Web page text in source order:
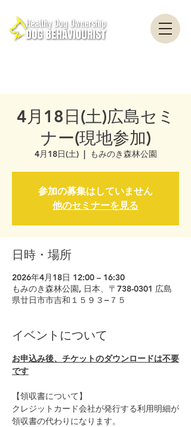
4月18日(土)広島セミ
ナー(現地参加)
4月18日(土)
  |
もみのき森林公園
参加の募集はしていません
他のセミナーを見る
日時・場所
2026年4月18日 12:00 – 16:30
もみのき森林公園, 日本、〒738-0301 広島
県廿日市市吉和１５９３−７５
イベントについて
お申込み後、チケットのダウンロードは不要
です
【領収書について】
クレジットカード会社が発行する利用明細が
領収書の代わりになります。